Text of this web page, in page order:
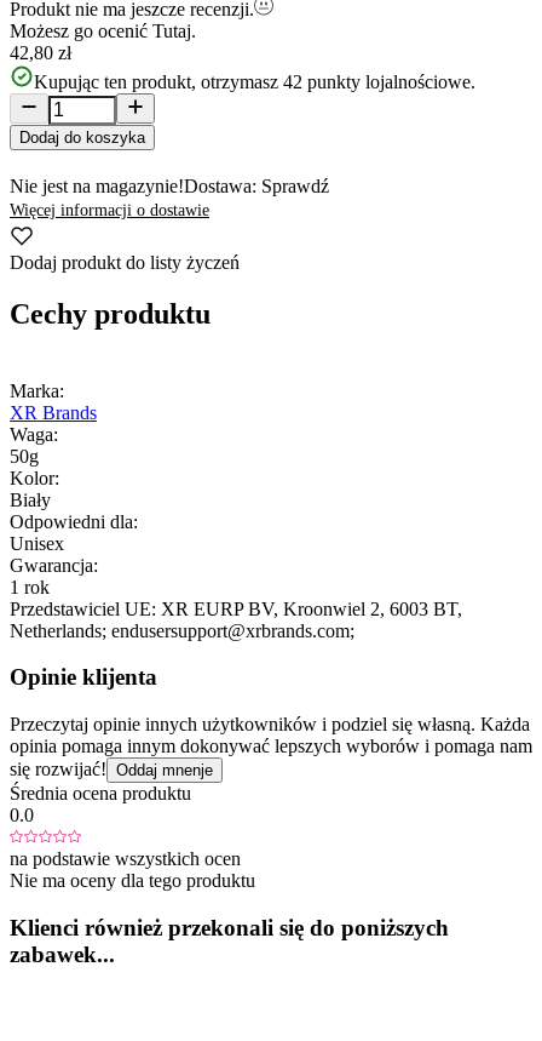
Produkt nie ma jeszcze recenzji.
Możesz go ocenić Tutaj.
42,80 zł
Kupując ten produkt, otrzymasz 42 punkty lojalnościowe.
Dodaj do koszyka
Nie jest na magazynie!Dostawa: Sprawdź
Więcej informacji o dostawie
Dodaj produkt do listy życzeń
Cechy produktu
Marka:
XR Brands
Waga:
50g
Kolor:
Biały
Odpowiedni dla:
Unisex
Gwarancja:
1 rok
Przedstawiciel UE: XR EURP BV, Kroonwiel 2, 6003 BT,
Netherlands; endusersupport@xrbrands.com;
Opinie klijenta
Przeczytaj opinie innych użytkowników i podziel się własną. Każda
opinia pomaga innym dokonywać lepszych wyborów i pomaga nam
się rozwijać! Oddaj mnenje
Średnia ocena produktu
0.0
na podstawie wszystkich ocen
Nie ma oceny dla tego produktu
Klienci również przekonali się do poniższych
zabawek...